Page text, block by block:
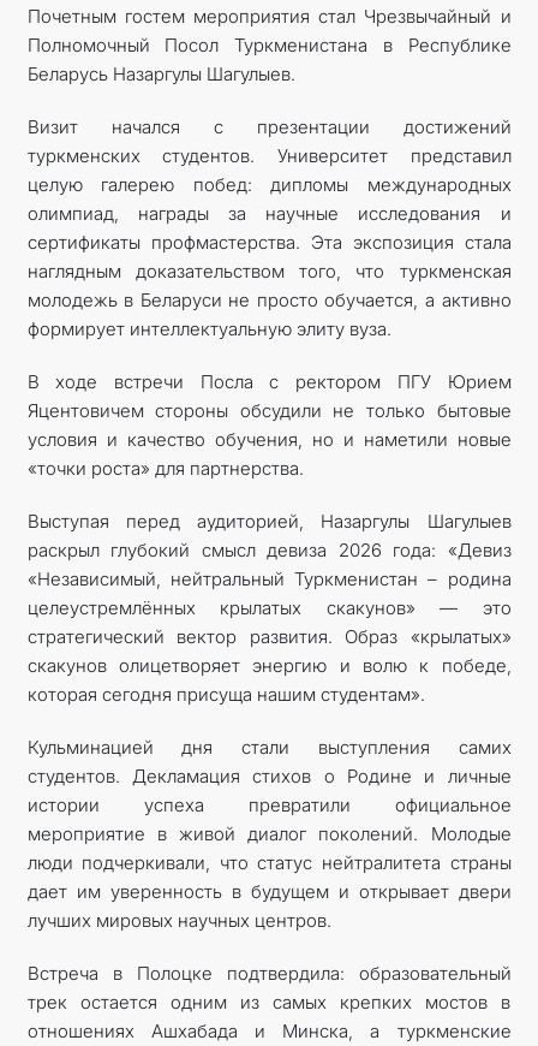
Почетным гостем мероприятия стал Чрезвычайный и
Полномочный Посол Туркменистана в Республике
Беларусь Назаргулы Шагулыев.
Визит начался с презентации достижений
туркменских студентов. Университет представил
целую галерею побед: дипломы международных
олимпиад, награды за научные исследования и
сертификаты профмастерства. Эта экспозиция стала
наглядным доказательством того, что туркменская
молодежь в Беларуси не просто обучается, а активно
формирует интеллектуальную элиту вуза.
В ходе встречи Посла с ректором ПГУ Юрием
Яцентовичем стороны обсудили не только бытовые
условия и качество обучения, но и наметили новые
«точки роста» для партнерства.
Выступая перед аудиторией, Назаргулы Шагулыев
раскрыл глубокий смысл девиза 2026 года: «Девиз
«Независимый, нейтральный Туркменистан – родина
целеустремлённых крылатых скакунов» — это
стратегический вектор развития. Образ «крылатых»
скакунов олицетворяет энергию и волю к победе,
которая сегодня присуща нашим студентам».
Кульминацией дня стали выступления самих
студентов. Декламация стихов о Родине и личные
истории успеха превратили официальное
мероприятие в живой диалог поколений. Молодые
люди подчеркивали, что статус нейтралитета страны
дает им уверенность в будущем и открывает двери
лучших мировых научных центров.
Встреча в Полоцке подтвердила: образовательный
трек остается одним из самых крепких мостов в
отношениях Ашхабада и Минска, а туркменские